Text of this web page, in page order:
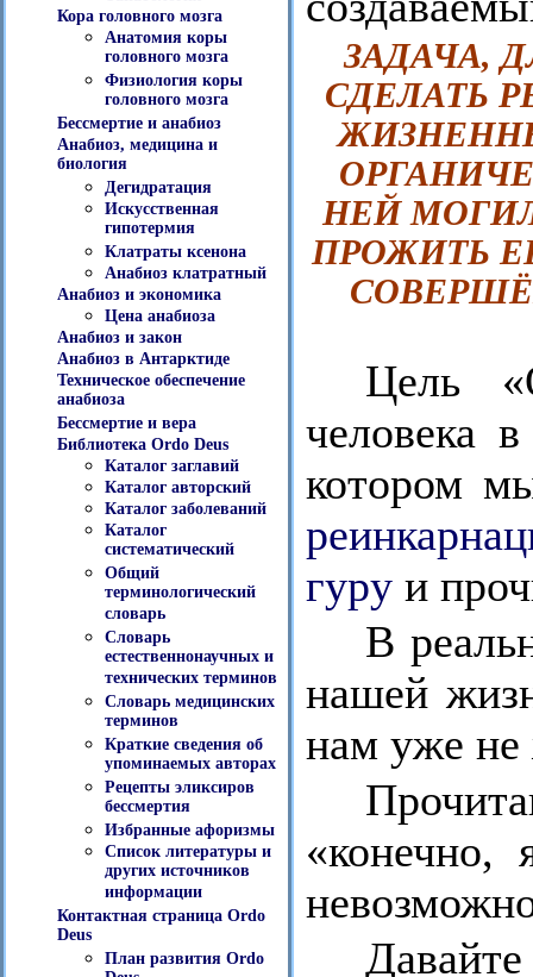
Кора головного мозга
Анатомия коры
головного мозга
Физиология коры
головного мозга
Бессмертие и анабиоз
Анабиоз, медицина и
биология
Дегидратация
Искусственная
гипотермия
Клатраты ксенона
Анабиоз клатратный
Анабиоз и экономика
Цена анабиоза
Анабиоз и закон
Анабиоз в Антарктиде
Техническое обеспечение
анабиоза
Бессмертие и вера
Библиотека Ordo Deus
Каталог заглавий
Каталог авторский
Каталог заболеваний
Каталог
систематический
Общий
терминологический
словарь
Словарь
естественнонаучных и
технических терминов
Словарь медицинских
терминов
Краткие сведения об
упоминаемых авторах
Рецепты эликсиров
бессмертия
Избранные афоризмы
Список литературы и
других источников
информации
Контактная страница Ordo
Deus
План развития Ordo
ЗАДАЧА,
СДЕЛАТЬ
НЕЙ
ПРОЖИТЬ
Цель
человека
котором
гуру и
В
нашей
нам уже не